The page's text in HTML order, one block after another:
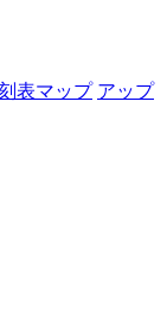
表マップ アップ